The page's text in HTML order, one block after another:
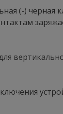
(-) черная